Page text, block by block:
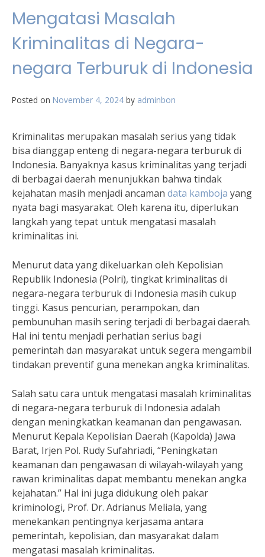
Mengatasi Masalah
Kriminalitas di Negara-
negara Terburuk di Indonesia
Posted on November 4, 2024 by adminbon
Kriminalitas merupakan masalah serius yang tidak
bisa dianggap enteng di negara-negara terburuk di
Indonesia. Banyaknya kasus kriminalitas yang terjadi
di berbagai daerah menunjukkan bahwa tindak
kejahatan masih menjadi ancaman data kamboja yang
nyata bagi masyarakat. Oleh karena itu, diperlukan
langkah yang tepat untuk mengatasi masalah
kriminalitas ini.
Menurut data yang dikeluarkan oleh Kepolisian
Republik Indonesia (Polri), tingkat kriminalitas di
negara-negara terburuk di Indonesia masih cukup
tinggi. Kasus pencurian, perampokan, dan
pembunuhan masih sering terjadi di berbagai daerah.
Hal ini tentu menjadi perhatian serius bagi
pemerintah dan masyarakat untuk segera mengambil
tindakan preventif guna menekan angka kriminalitas.
Salah satu cara untuk mengatasi masalah kriminalitas
di negara-negara terburuk di Indonesia adalah
dengan meningkatkan keamanan dan pengawasan.
Menurut Kepala Kepolisian Daerah (Kapolda) Jawa
Barat, Irjen Pol. Rudy Sufahriadi, “Peningkatan
keamanan dan pengawasan di wilayah-wilayah yang
rawan kriminalitas dapat membantu menekan angka
kejahatan.” Hal ini juga didukung oleh pakar
kriminologi, Prof. Dr. Adrianus Meliala, yang
menekankan pentingnya kerjasama antara
pemerintah, kepolisian, dan masyarakat dalam
mengatasi masalah kriminalitas.